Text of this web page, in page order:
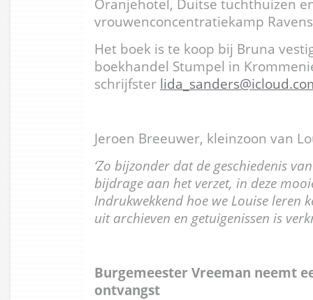
Oranjehotel, Duitse tuchthuizen
vrouwenconcentratiekamp
Het boek is te koop bij Bruna
boekhandel Stumpel in
schrijfster
Jeroen Breeuwer, kleinzoon van
‘Zo bijzonder dat de geschiedenis
bijdrage aan het verzet, in deze
Indrukwekkend hoe we Louise leren
uit archieven en getuigenissen is
Burgemeester Vreeman neemt
ontvangst